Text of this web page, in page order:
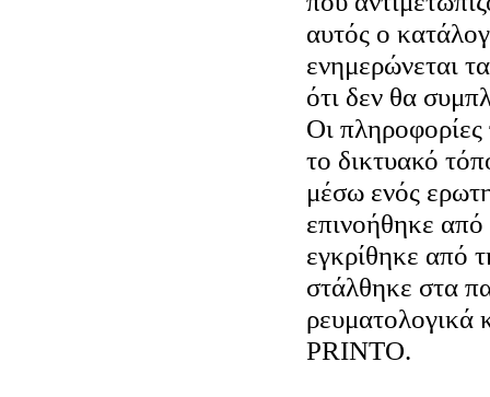
αυτός ο
ενημερώνεται
ότι δεν θα
Οι πληροφορίες
το δικτυακό
μέσω ενός
επινοήθηκε
εγκρίθηκε από
στάλθηκε στα
ρευματολογικά
PRINTO.